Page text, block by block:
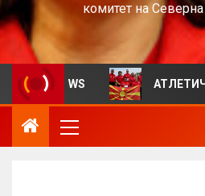
комитет на Северна
VIEWS АТЛЕТИЧАРИТЕ